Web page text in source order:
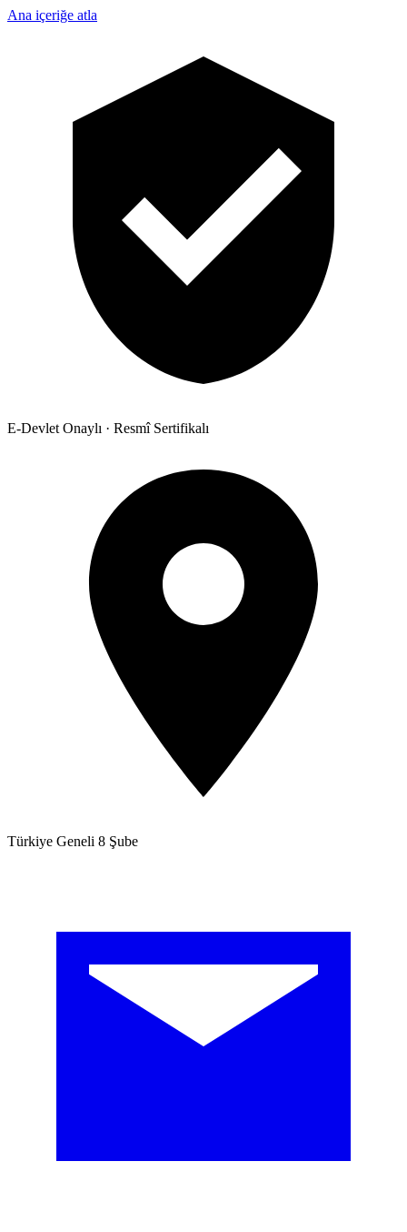
Ana içeriğe atla
E-Devlet Onaylı · Resmî Sertifikalı
Türkiye Geneli 8 Şube